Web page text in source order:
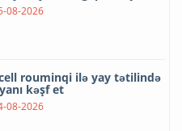
08-2026
rouminqi ilə yay tətilində
kəşf et
08-2026